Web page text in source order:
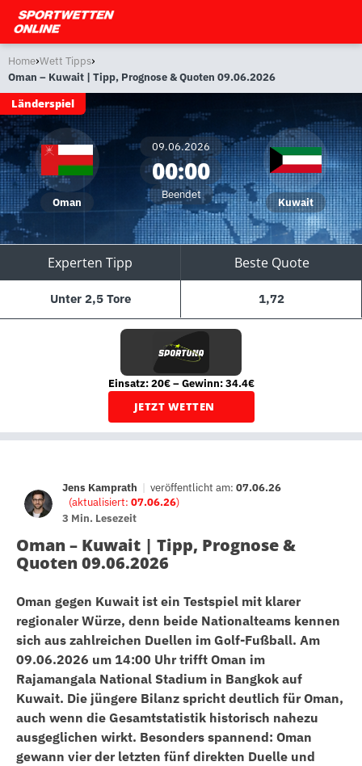
Home›Wett Tipps›
Oman – Kuwait | Tipp, Prognose & Quoten 09.06.2026
Länderspiel
Oman
09.06.2026
00:00
Beendet
Kuwait
Experten Tipp Beste Quote
Unter 2,5 Tore 1,72
Einsatz: 20€ – Gewinn: 34.4€
JETZT WETTEN
Jens Kamprath | veröffentlicht am: 07.06.26
(aktualisiert: 07.06.26)
3 Min. Lesezeit
Oman – Kuwait | Tipp, Prognose &
Quoten 09.06.2026
Oman gegen Kuwait ist ein Testspiel mit klarer
regionaler Würze, denn beide Nationalteams kennen
sich aus zahlreichen Duellen im Golf-Fußball. Am
09.06.2026 um 14:00 Uhr trifft Oman im
Rajamangala National Stadium in Bangkok auf
Kuwait. Die jüngere Bilanz spricht deutlich für Oman,
auch wenn die Gesamtstatistik historisch nahezu
ausgeglichen wirkt. Besonders spannend: Oman
gewann vier der letzten fünf direkten Duelle und